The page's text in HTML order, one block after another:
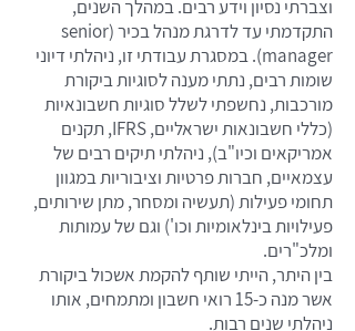
וצברתי נסיון וידע רבים. במהלך השנים,
התקדמתי עד לדרגת מנהל בכיר (senior
manager). במסגרת עבודתי זו, ניהלתי דיוני
שומות רבים, נתתי מענה לסוגיות ביקורת
מורכבות, נחשפתי לשלל סוגיות חשבונאיות
(כללי חשבונאות ישראליים, IFRS, תקנים
אמריקאים וכיו"ב), ניהלתי תיקים רבים של
עצמאיים, חברות פרטיות וציבוריות במגוון
תחומי פעילות (תעשיה ומסחר, מתן שירותים,
פעילויות בינלאומיות וכו') וגם של עמותות
ומלכ"רים.
בין היתר, הייתי שותף להקמת אשכול ביקורת
אשר מנה כ-15 רואי חשבון ומתמחים, אותו
ניהלתי שנים רבות.